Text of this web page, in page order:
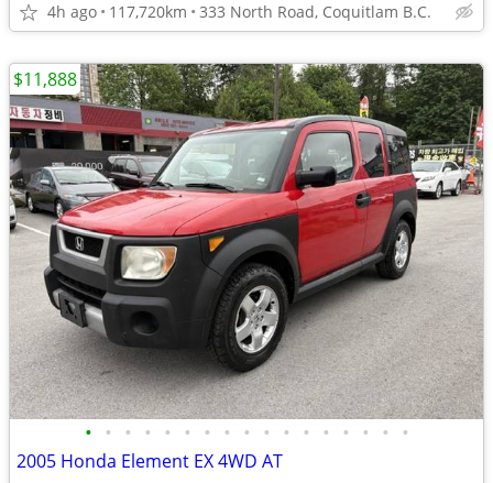
4h ago 117,720km 333 North Road, Coquitlam B.C.
• • • • • • • • • • • • • • • • •
2005 Honda Element EX 4WD AT
$11,888